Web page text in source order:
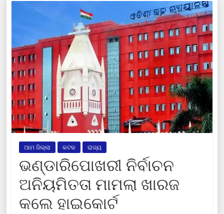
ଆମ ଜିଲ୍ଲା କଟକ ରାଜ୍ୟ
ଭଣ୍ଡାରିପୋଖରୀ ନିର୍ବାଚନ
ଅନିୟମିତତା ମାମଲା ଖାରଜ
କଲେ ହାଇକୋର୍ଟ